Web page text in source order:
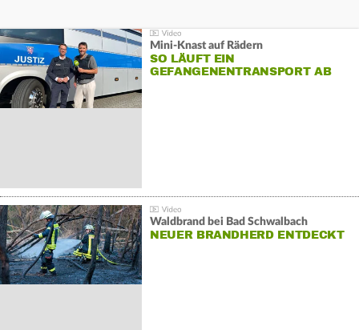
Mini-Knast auf Rädern
SO LÄUFT EIN
GEFANGENENTRANSPORT AB
Waldbrand bei Bad Schwalbach
NEUER BRANDHERD ENTDECKT